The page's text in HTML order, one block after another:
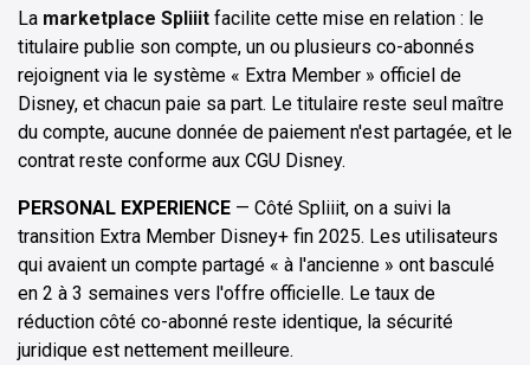
La marketplace Spliiit facilite cette mise en relation : le
titulaire publie son compte, un ou plusieurs co-abonnés
rejoignent via le système « Extra Member » officiel de
Disney, et chacun paie sa part. Le titulaire reste seul maître
du compte, aucune donnée de paiement n'est partagée, et le
contrat reste conforme aux CGU Disney.
PERSONAL EXPERIENCE — Côté Spliiit, on a suivi la
transition Extra Member Disney+ fin 2025. Les utilisateurs
qui avaient un compte partagé « à l'ancienne » ont basculé
en 2 à 3 semaines vers l'offre officielle. Le taux de
réduction côté co-abonné reste identique, la sécurité
juridique est nettement meilleure.